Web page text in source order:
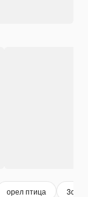
орел птица 3d